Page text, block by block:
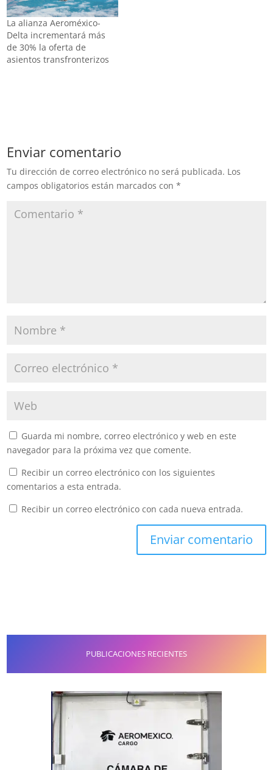
La alianza Aeroméxico-
Delta incrementará más
de 30% la oferta de
asientos transfronterizos
Enviar comentario
Tu dirección de correo electrónico no será publicada. Los
campos obligatorios están marcados con*
Guarda mi nombre, correo electrónico y web en este
navegador para la próxima vez que comente.
Recibir un correo electrónico con los siguientes
comentarios a esta entrada.
Recibir un correo electrónico con cada nueva entrada.
PUBLICACIONES RECIENTES